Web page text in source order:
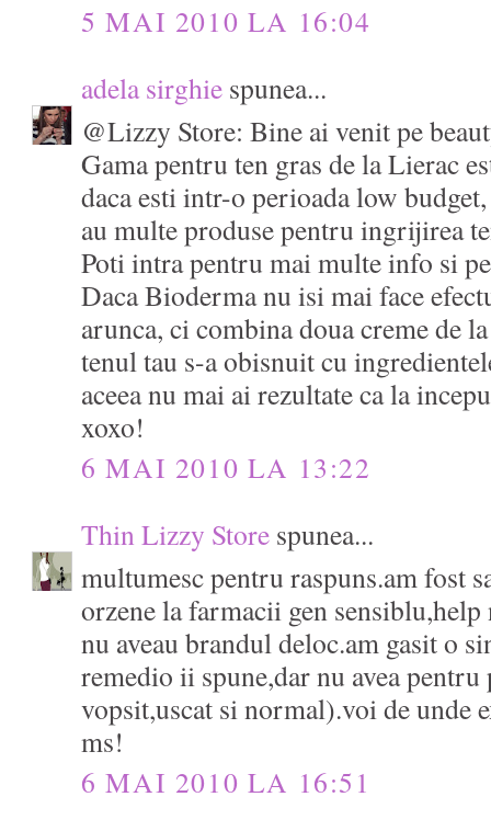
5 MAI 2010 LA 16:04
adela sirghie spunea...
@Lizzy Store: Bine ai venit pe
Gama pentru ten gras de la Lierac
daca esti intr-o perioada low
au multe produse pentru ingrijirea
Poti intra pentru mai multe info si
Daca Bioderma nu isi mai face
arunca, ci combina doua creme de
tenul tau s-a obisnuit cu
aceea nu mai ai rezultate ca la
xoxo!
6 MAI 2010 LA 13:22
Thin Lizzy Store spunea...
multumesc pentru raspuns.am fost
orzene la farmacii gen
nu aveau brandul deloc.am gasit o
remedio ii spune,dar nu avea pentru
vopsit,uscat si normal).voi de unde
ms!
6 MAI 2010 LA 16:51